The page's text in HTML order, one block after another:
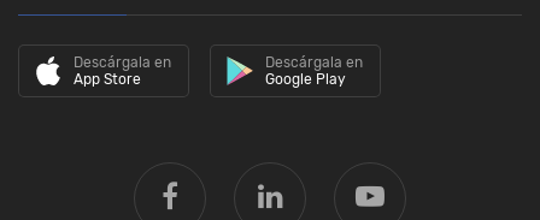
Descárgala en
App Store
Descárgala en
Google Play